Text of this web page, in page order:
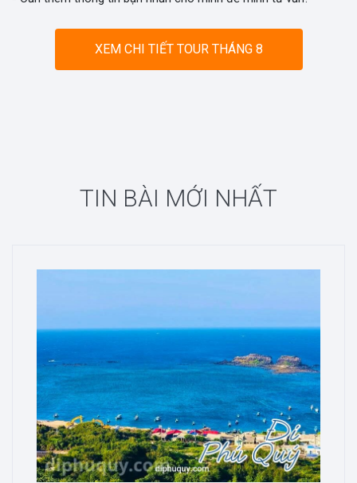
XEM CHI TIẾT TOUR THÁNG 8
TIN BÀI MỚI NHẤT